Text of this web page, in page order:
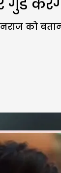
करेंगे
को